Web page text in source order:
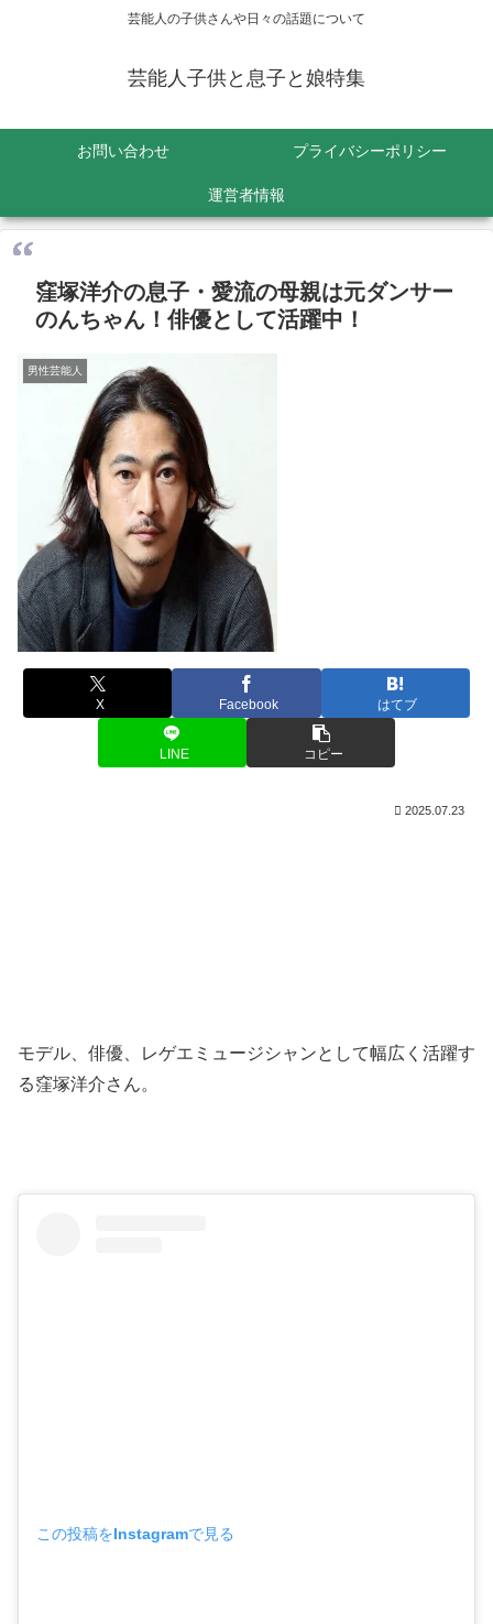
芸能人の子供さんや日々の話題について
芸能人子供と息子と娘特集
お問い合わせ プライバシーポリシー
運営者情報
窪塚洋介の息子・愛流の母親は元ダンサー
のんちゃん！俳優として活躍中！
男性芸能人
X Facebook はてブ
LINE コピー
2025.07.23
モデル、俳優、レゲエミュージシャンとして幅広く活躍す
る窪塚洋介さん。
この投稿をInstagramで見る